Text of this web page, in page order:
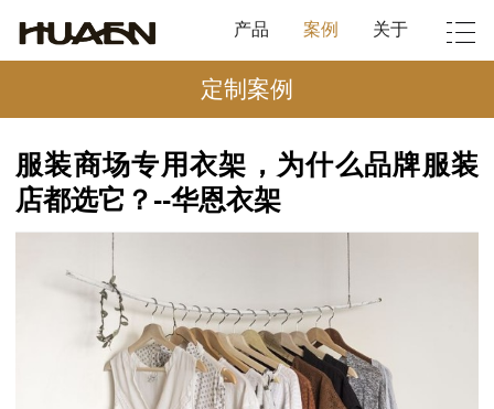
产品 案例 关于
定制案例
服装商场专用衣架，为什么品牌服装
店都选它？--华恩衣架